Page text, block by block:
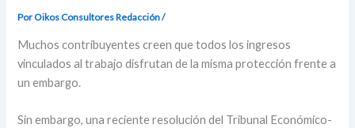
Por Oikos ConsultoresRedacción/
Muchos contribuyentes creen que todos los ingresos
vinculados al trabajo disfrutan de la misma protección frente a
un embargo.
Sin embargo, una reciente resolución del Tribunal Económico-